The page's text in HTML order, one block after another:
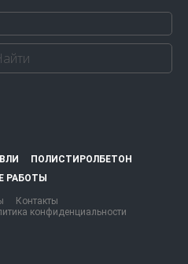
ПОЛИСТИРОЛБЕТОН
РАБОТЫ
Контакты
конфиденциальности